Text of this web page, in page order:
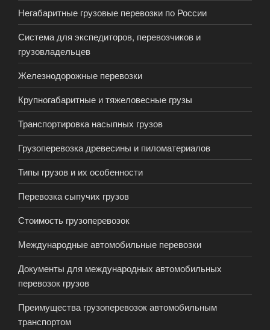
Негабаритные грузовые перевозки по России
Система для экспедиторов, перевозчиков и
грузовладельцев
Железнодорожные перевозки
Крупногабаритные и тяжеловесные грузы
Транспортировка насыпных грузов
Грузоперевозка древесины и пиломатериалов
Типы грузов и их особенности
Перевозка сыпучих грузов
Стоимость грузоперевозок
Международные автомобильные перевозки
Документы для международных автомобильных
перевозок грузов
Преимущества грузоперевозок автомобильным
транспортом